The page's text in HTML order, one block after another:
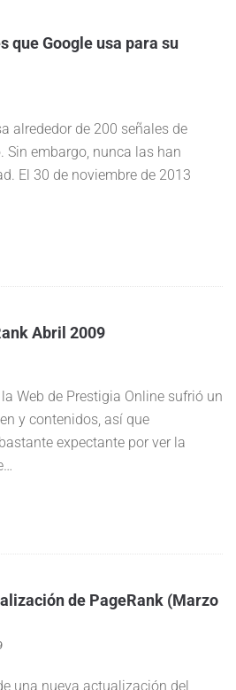
que Google usa para su
alrededor de 200 señales de
Sin embargo, nunca las han
El 30 de noviembre de 2013
Abril 2009
Web de Prestigia Online sufrió un
y contenidos, así que
expectante por ver la
de PageRank (Marzo
una nueva actualización del